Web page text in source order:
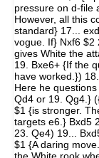
pressure on d-file
However, all this
standard} 17...
vogue. If} Nxf6 $2
gives White the
19. Bxe6+ {If the
have worked.})
Here he
Qd4 or 19. Qg4.}
$1 {is stronger.
targets e6.} Bxd5
23. Qe4) 19...
$1 {A daring
the White rook